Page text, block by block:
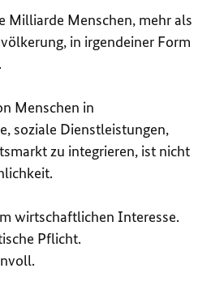
Milliarde Menschen, mehr als
in irgendeiner Form
Menschen in
soziale Dienstleistungen,
zu integrieren, ist nicht
wirtschaftlichen Interesse.
Pflicht.